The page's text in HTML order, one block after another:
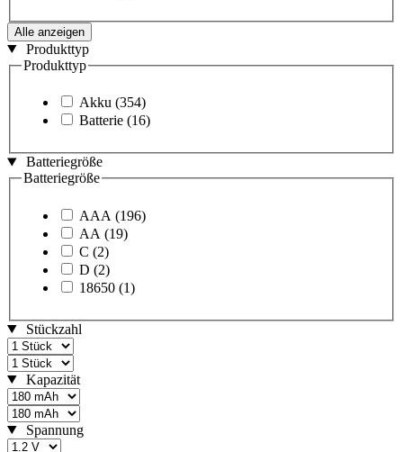
Alle anzeigen
Produkttyp
Produkttyp
Akku (354)
Batterie (16)
Batteriegröße
Batteriegröße
AAA (196)
AA (19)
C (2)
D (2)
18650 (1)
Stückzahl
Kapazität
Spannung